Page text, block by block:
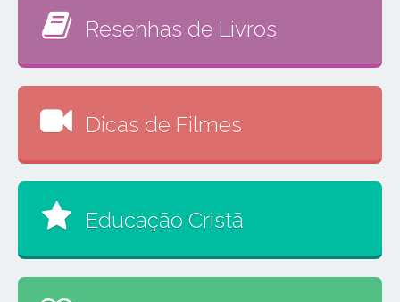
Resenhas de Livros
Dicas de Filmes
Educação Cristã